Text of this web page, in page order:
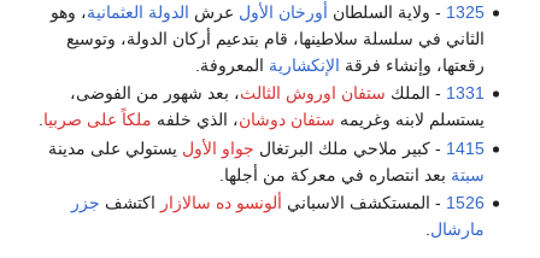
1325 - ولاية السلطان أورخان الأول عرش الدولة العثمانية، وهو
الثاني في سلسلة سلاطينها، قام بتدعيم أركان الدولة، وتوسيع
رقعتها، وإنشاء فرقة الإنكشارية المعروفة.
1331 - الملك ستفان اوروش الثالث، بعد شهور من الفوضى،
يستسلم لابنه وغريمه ستفان دوشان، الذي خلفه ملكاً على صربيا
1415 - كبير ملاحي ملك البرتغال جواو الأول يستولي على مدينة
سبتة بعد انتصاره في معركة من أجلها.
1526 - المستكشف الاسباني ألونسو ده سالازار اكتشف جزر
مارشال